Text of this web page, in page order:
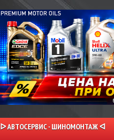
ᐅ АВТОСЕРВИС - ШИНОМОНТАЖ ᐊ